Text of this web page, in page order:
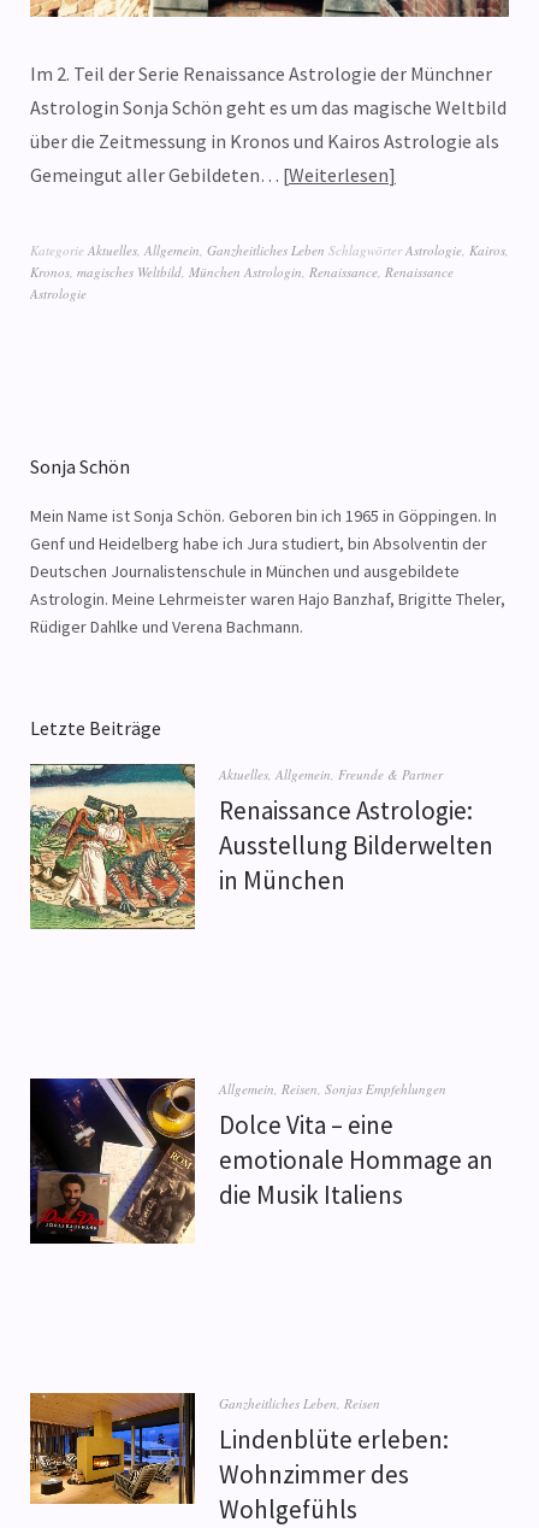
Im 2. Teil der Serie Renaissance Astrologie der Münchner
Astrologin Sonja Schön geht es um das magische Weltbild
über die Zeitmessung in Kronos und Kairos Astrologie als
Gemeingut aller Gebildeten… Weiterlesen
Kategorie Aktuelles, Allgemein, Ganzheitliches Leben SchlagwörterAstrologie, Kairos,
Kronos, magisches Weltbild, München Astrologin, Renaissance, Renaissance
Astrologie
Sonja Schön
Mein Name ist Sonja Schön. Geboren bin ich 1965 in Göppingen. In
Genf und Heidelberg habe ich Jura studiert, bin Absolventin der
Deutschen Journalistenschule in München und ausgebildete
Astrologin. Meine Lehrmeister waren Hajo Banzhaf, Brigitte Theler,
Rüdiger Dahlke und Verena Bachmann.
Letzte Beiträge
Aktuelles,Allgemein,Freunde & Partner
Renaissance Astrologie:
Ausstellung Bilderwelten
in München
Allgemein,Reisen,Sonjas Empfehlungen
Dolce Vita – eine
emotionale Hommage an
die Musik Italiens
Ganzheitliches Leben,Reisen
Lindenblüte erleben:
Wohnzimmer des
Wohlgefühls